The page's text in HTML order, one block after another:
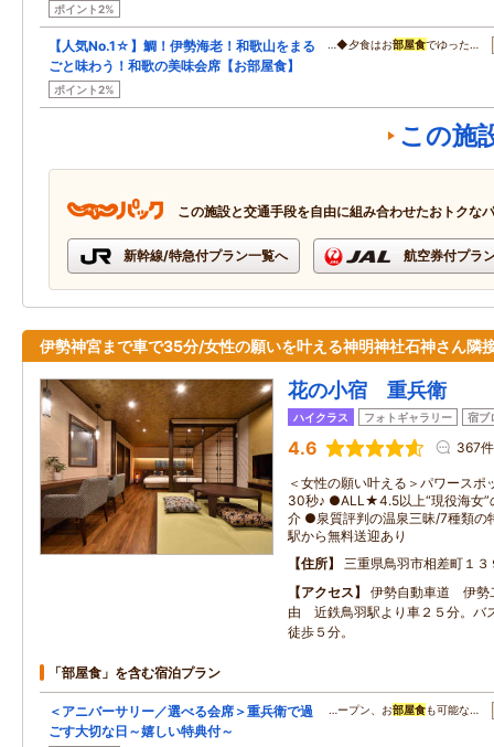
ポイント2%
【人気No.1☆】鯛！伊勢海老！和歌山をまる
ごと味わう！和歌の美味会席【お部屋食】
ポイント2%
…◆夕食はお部屋食でゆった…
この施
この施設と交通手段を自由に組み合わせたおトクな
新幹線/特急付プラン一覧へ 航空券付プラ
伊勢神宮まで車で35分/女性の願いを叶える神明神社石神さん隣
花の小宿 重兵衛
ハイクラス フォトギャラリー 宿ブ
4.6 367件
＜女性の願い叶える＞パワースポ
30秒♪ ●ALL★4.5以上“現役海女”
介 ●泉質評判の温泉三昧/7種類の
駅から無料送迎あり
住所
三重県鳥羽市相差町１３
アクセス
伊勢自動車道 伊勢
由 近鉄鳥羽駅より車２５分。バ
徒歩５分。
「部屋食」を含む宿泊プラン
＜アニバーサリー／選べる会席＞重兵衛で過
ごす大切な日～嬉しい特典付～
…ープン、お部屋食も可能な…